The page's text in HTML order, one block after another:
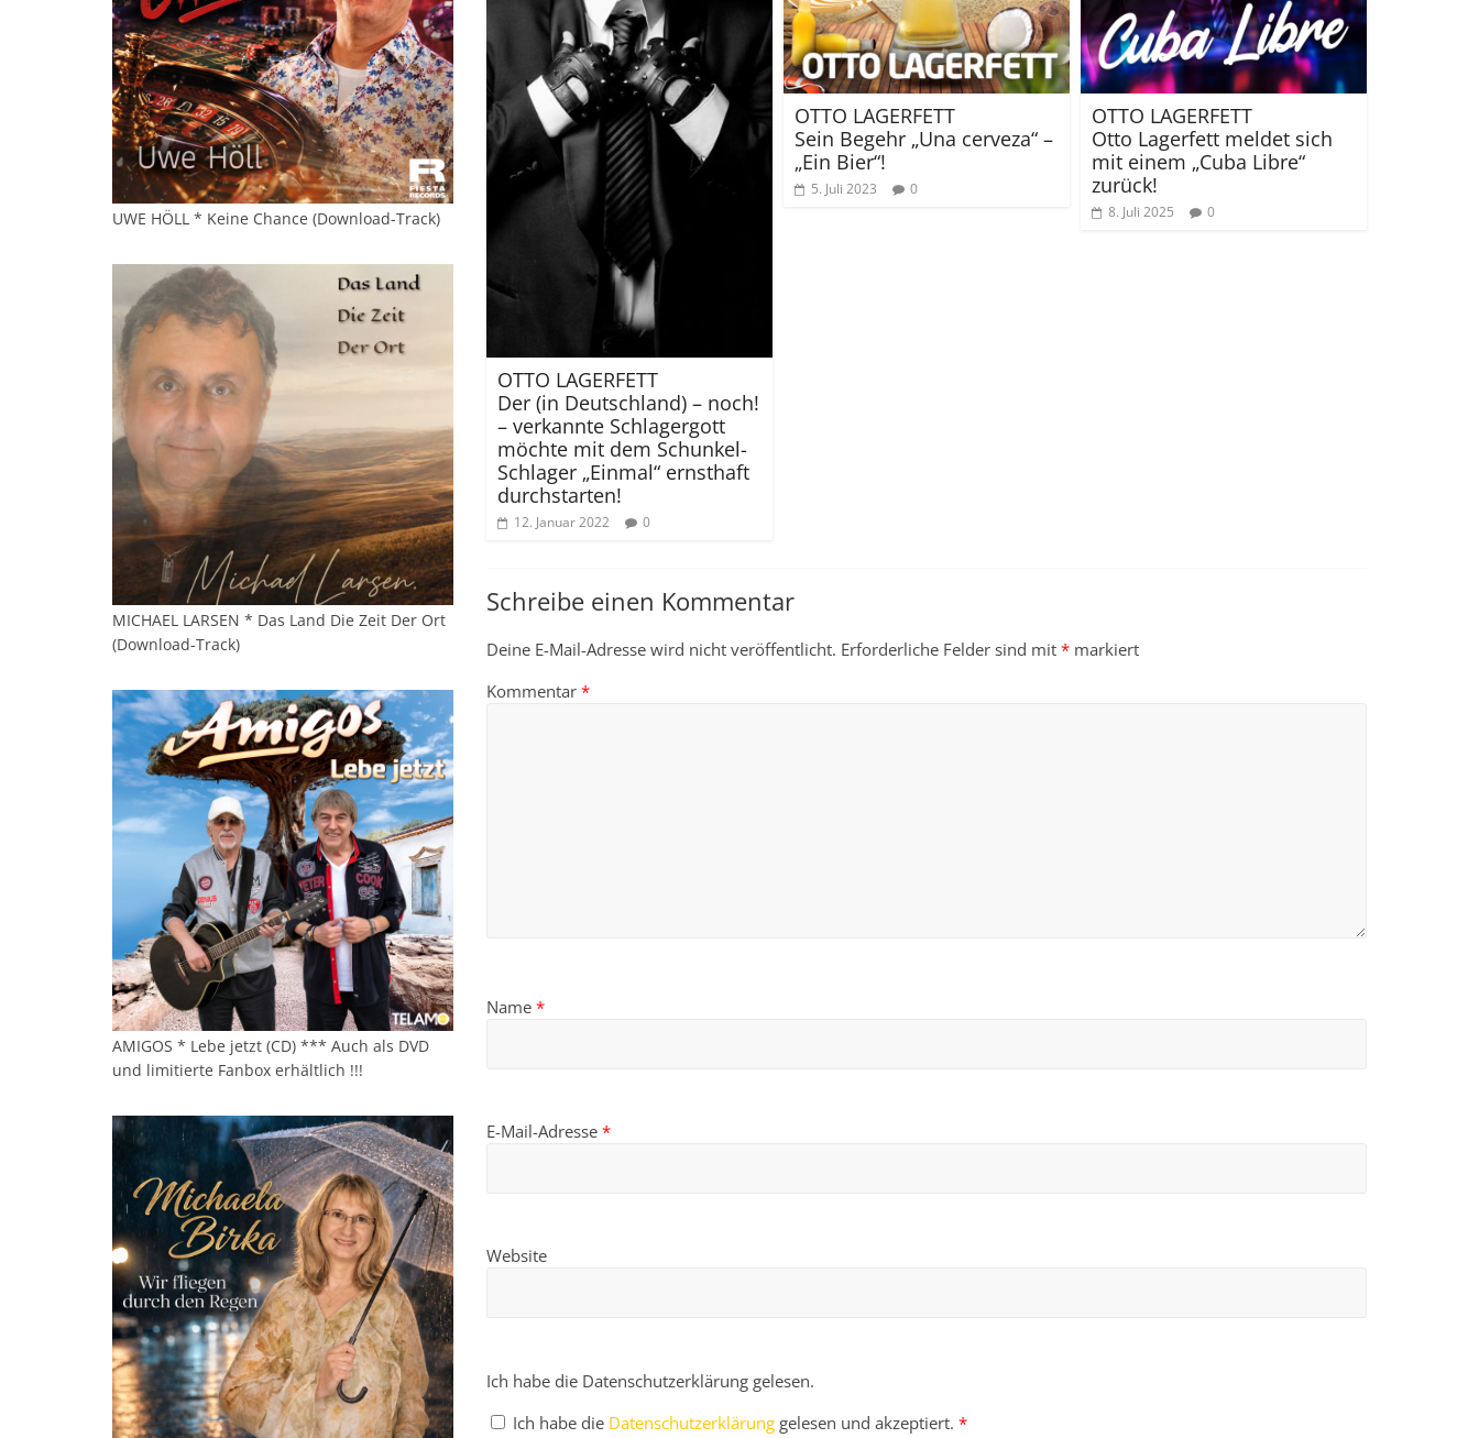
OTTO LAGERFETT
Der (in Deutschland) – noch!
– verkannte Schlagergott
möchte mit dem Schunkel-
Schlager „Einmal“ ernsthaft
durchstarten!
12. Januar 2022 0
OTTO LAGERFETT
Sein Begehr „Una cerveza“ –
„Ein Bier“!
5. Juli 2023 0
OTTO LAGERFETT
Otto Lagerfett meldet sich
mit einem „Cuba Libre“
zurück!
8. Juli 2025 0
Schreibe einen Kommentar
Deine E-Mail-Adresse wird nicht veröffentlicht. Erforderliche Felder sind mit * markiert
Kommentar *
Name *
E-Mail-Adresse *
Website
Ich habe die Datenschutzerklärung gelesen.
Ich habe die Datenschutzerklärung gelesen und akzeptiert. *
UWE HÖLL * Keine Chance (Download-Track)
MICHAEL LARSEN * Das Land Die Zeit Der Ort
(Download-Track)
AMIGOS * Lebe jetzt (CD) *** Auch als DVD
und limitierte Fanbox erhältlich !!!